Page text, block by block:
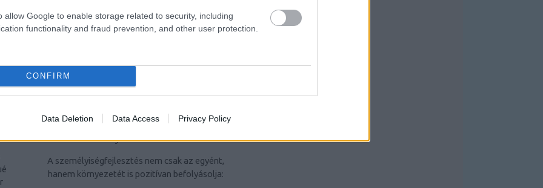
allow Google to enable storage related to security, including
functionality and fraud prevention, and other user protection.
CONFIRM
Data Deletion Data Access Privacy Policy
)
3. Növeljék önbizalmukat: Az önbizalom
kiemelten fontos az élet minden területén
4. Hatékonyabban kezeljék a stresszt: A
stresszkezelési technikák elsajátítása javítja
az életminőséget és segít megőrizni a
A személyiségfejlesztés jelentősége a
környezet számára
A személyiségfejlesztés nem csak az egyént,
hanem környezetét is pozitívan befolyásolja: